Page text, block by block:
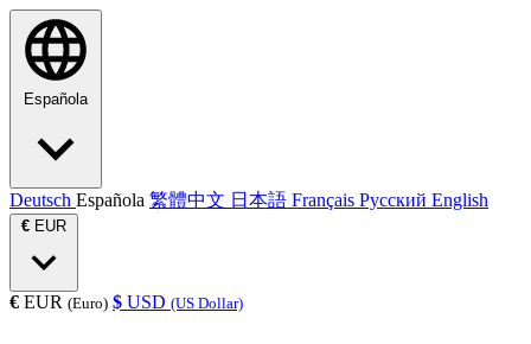
Española
Deutsch Española 繁體中文 日本語 Français Русский English
€ EUR
€ EUR (Euro) $ USD (US Dollar)